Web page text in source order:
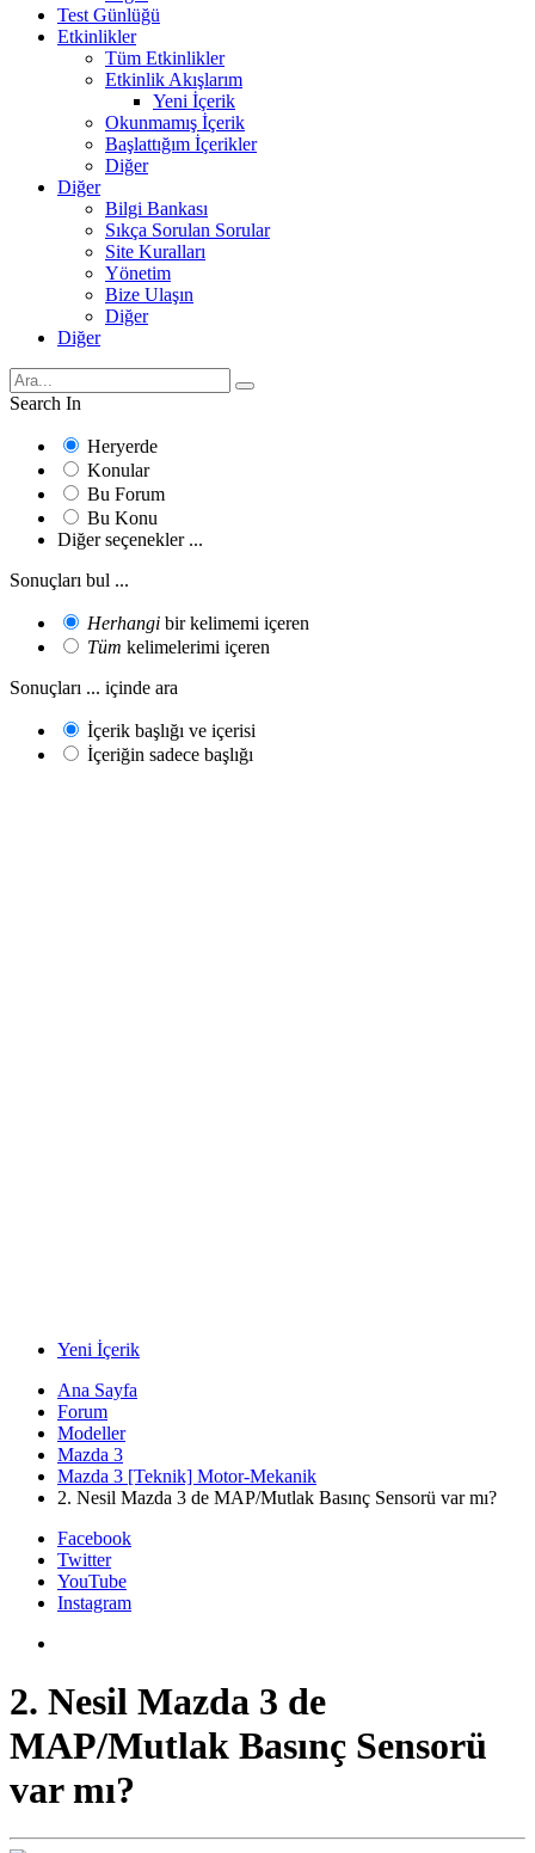
Test Günlüğü
Etkinlikler
Tüm Etkinlikler
Etkinlik Akışlarım
Yeni İçerik
Okunmamış İçerik
Başlattığım İçerikler
Diğer
Diğer
Bilgi Bankası
Sıkça Sorulan Sorular
Site Kuralları
Yönetim
Bize Ulaşın
Diğer
Diğer
Search In
Heryerde
Konular
Bu Forum
Bu Konu
Diğer seçenekler ...
Sonuçları bul ...
Herhangi bir kelimemi içeren
Tüm kelimelerimi içeren
Sonuçları ... içinde ara
İçerik başlığı ve içerisi
İçeriğin sadece başlığı
Yeni İçerik
Ana Sayfa
Forum
Modeller
Mazda 3
Mazda 3 [Teknik] Motor-Mekanik
2. Nesil Mazda 3 de MAP/Mutlak Basınç Sensorü var mı?
Facebook
Twitter
YouTube
Instagram
2. Nesil Mazda 3 de
MAP/Mutlak Basınç Sensorü
var mı?